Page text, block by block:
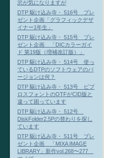
沢が気になりますが
DTP 駆け込み寺・ 516号 プレ
ゼント企画「グラフィックデザ
イナー1年生」
DTP 駆け込み寺・ 515号 プレ
ゼント企画 「DICカラーガイ
ド 第19版（増補改訂版）」
DTP 駆け込み寺・ 514号 使っ
ているDTPのソフトウェアのバ
ージョンは何？
DTP 駆け込み寺・ 513号 ビブ
ロスフォントのOTFがCID版と
違って困っています
DTP 駆け込み寺・ 512号
DiskFolder2.5Pの替わりを探し
ています
DTP 駆け込み寺・ 511号 プレ
ゼント企画 「MIXA IMAGE
LIBRARY」新作vol.268〜277